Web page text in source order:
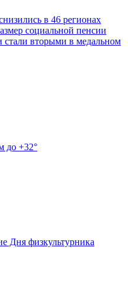
в 46 регионах
социальной пенсии
стали вторыми в медальном
до +32°
Дня физкультурника